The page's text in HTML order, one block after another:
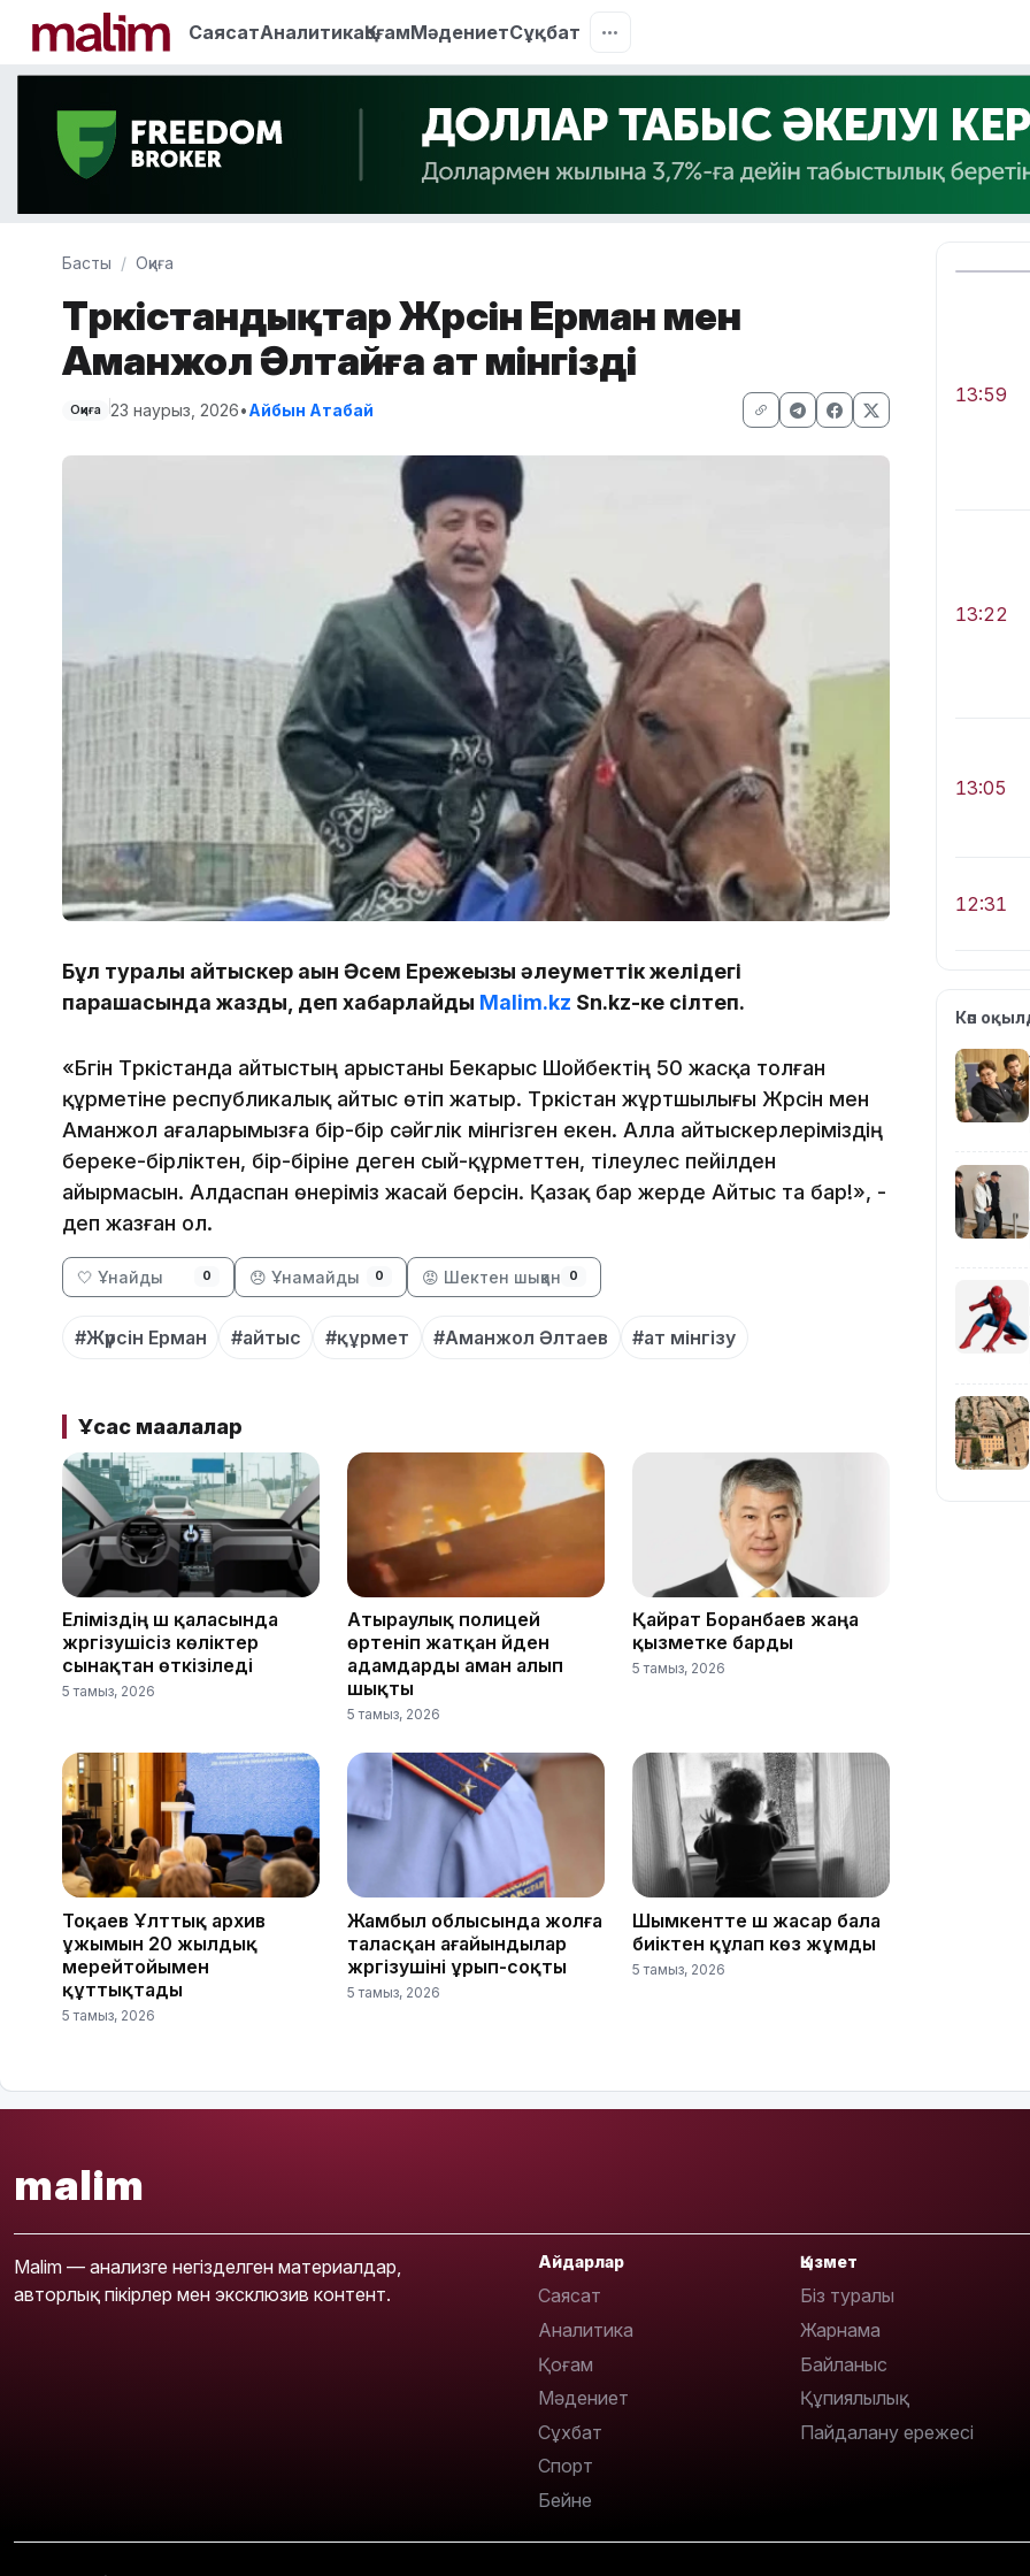
СаясатАналитикаҚоғамМәдениетСұқбат
Басты Оқиға
Түркістандықтар Жүрсін Ерман мен
Аманжол Әлтайға ат мінгізді
Оқиға 23 наурыз, 2026•Айбын Атабай
Бұл туралы айтыскер ақын Әсем Ережеқызы әлеуметтік желідегі
парақшасында жазды, деп хабарлайды Malim.kz Sn.kz-ке сілтеп.
«Бүгін Түркістанда айтыстың арыстаны Бекарыс Шойбектің 50 жасқа толған
құрметіне республикалық айтыс өтіп жатыр. Түркістан жұртшылығы Жүрсін мен
Аманжол ағаларымызға бір-бір сәйгүлік мінгізген екен. Алла айтыскерлеріміздің
береке-бірліктен, бір-біріне деген сый-құрметтен, тілеулес пейілден
айырмасын. Алдаспан өнеріміз жасай берсін. Қазақ бар жерде Айтыс та бар!», -
деп жазған ол.
🤍 Ұнайды 0 😞 Ұнамайды 0 😡 Шектен шыққан 0
#Жүрсін Ерман #айтыс #құрмет #Аманжол Әлтаев #ат мінгізу
Ұқсас мақалалар
Еліміздің үш қаласында
жүргізушісіз көліктер
сынақтан өткізіледі
5 тамыз, 2026
Атыраулық полицей
өртеніп жатқан үйден
адамдарды аман алып
шықты
5 тамыз, 2026
Қайрат Боранбаев жаңа
қызметке барды
5 тамыз, 2026
Тоқаев Ұлттық архив
ұжымын 20 жылдық
мерейтойымен
құттықтады
5 тамыз, 2026
Жамбыл облысында жолға
таласқан ағайындылар
жүргізушіні ұрып-соқты
5 тамыз, 2026
Шымкентте үш жасар бала
биіктен құлап көз жұмды
5 тамыз, 2026
13:59
13:22
13:05
12:31
11:59
Көп
malim
Malim — анализге негізделген материалдар,
авторлық пікірлер мен эксклюзив контент.
Айдарлар
Саясат
Аналитика
Қоғам
Мәдениет
Сұхбат
Спорт
Бейне
Қызмет
Біз туралы
Жарнама
Байланыс
Құпиялылық
Пайдалану ережесі